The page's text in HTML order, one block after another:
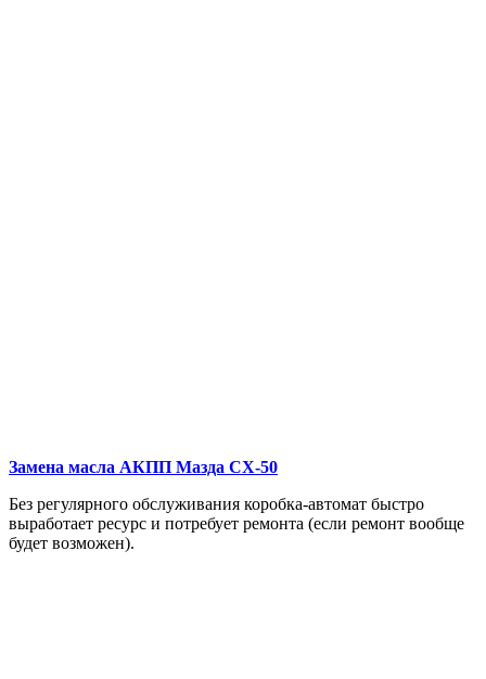
Замена масла АКПП Мазда СХ-50
Без регулярного обслуживания коробка-автомат быстро
выработает ресурс и потребует ремонта (если ремонт вообще
будет возможен).